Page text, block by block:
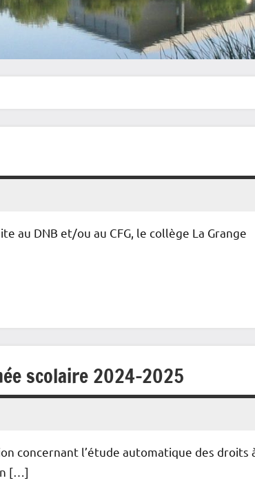
au DNB et/ou au CFG, le collège La Grange
scolaire 2024-2025
concernant l’étude automatique des droits
[…]